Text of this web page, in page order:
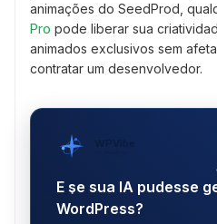
animações do SeedProd,
Pro pode liberar sua
animados exclusivos sem
contratar um desenvolvedor.
WPVibe
E se sua IA pudesse
WordPress?